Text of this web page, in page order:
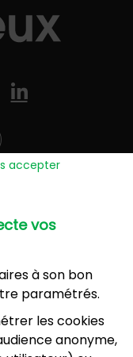
vos
à son bon
paramétrés.
les cookies
anonyme,
accepter
LinkedIn
Bagneux
Bagneux